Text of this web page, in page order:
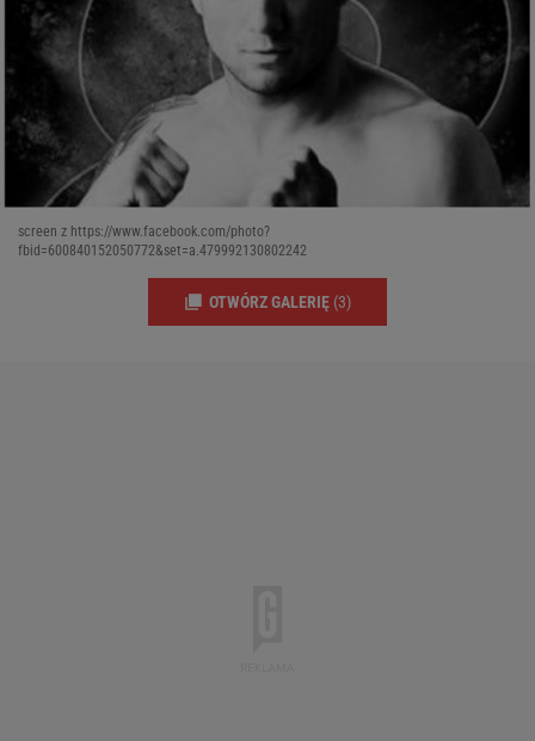
screen z https://www.facebook.com/photo?
fbid=600840152050772&set=a.479992130802242
OTWÓRZ GALERIĘ (3)